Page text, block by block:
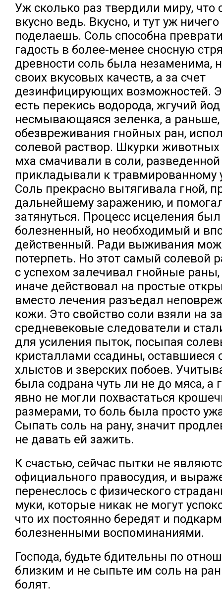
Уж сколько раз твердили миру, что
вкусно ведь. Вкусно, и тут уж
поделаешь. Соль способна
гадость в более-менее сносную
древности соль была незаменима,
своих вкусовых качеств, а за счет
дезинфицирующих возможностей.
есть перекись водорода, жгучий
несмывающаяся зеленка, а
обезвреживания гнойных ран,
солевой раствор. Шкурки животных
мха смачивали в соли,
прикладывали к травмированному
Соль прекрасно вытягивала гной,
дальнейшему заражению, и
затянуться. Процесс исцеления
болезненный, но необходимый и
действенный. Ради выживания
потерпеть. Но этот самый солевой
с успехом залечивал гнойные
иначе действовал на простые
вместо лечения разъедал
кожи. Это свойство соли взяли на
средневековые следователи и
для усиления пыток, посыпая
кристаллами ссадины, оставшиеся
хлыстов и зверских побоев.
была содрана чуть ли не до мяса, а
явно не могли похвастаться
размерами, то боль была просто
Сыпать соль на рану, значит
не давать ей зажить.
К счастью, сейчас пытки не
официального правосудия, и
перенеслось с физического
муки, которые никак не могут
что их постоянно бередят и
болезненными воспоминаниями.
Господа, будьте бдительны по
близким и не сыпьте им соль на
болят.